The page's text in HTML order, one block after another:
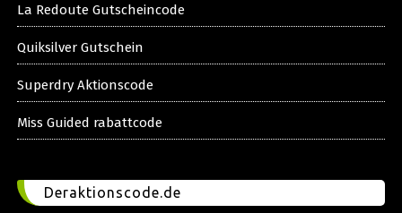
La Redoute Gutscheincode
Quiksilver Gutschein
Superdry Aktionscode
Miss Guided rabattcode
Deraktionscode.de